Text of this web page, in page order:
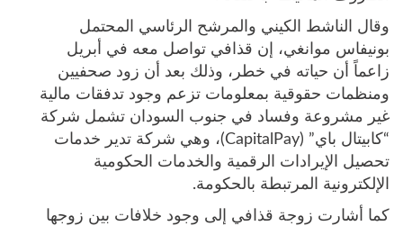
وقال الناشط الكيني والمرشح الرئاسي المحتمل
بونيفاس موانغي، إن قذافي تواصل معه في أبريل
زاعماً أن حياته في خطر، وذلك بعد أن زود صحفيين
ومنظمات حقوقية بمعلومات تزعم وجود تدفقات مالية
غير مشروعة وفساد في جنوب السودان تشمل شركة
“كابيتال باي” (CapitalPay)، وهي شركة تدير خدمات
تحصيل الإيرادات الرقمية والخدمات الحكومية
الإلكترونية المرتبطة بالحكومة.
كما أشارت زوجة قذافي إلى وجود خلافات بين زوجها